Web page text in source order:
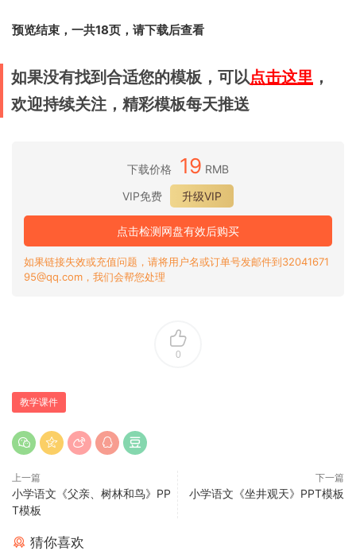
预览结束，一共18页，请下载后查看
如果没有找到合适您的模板，可以点击这里 ，
欢迎持续关注，精彩模板每天推送
下载价格 19 RMB
VIP免费
升级VIP
点击检测网盘有效后购买
如果链接失效或充值问题，请将用户名或订单号发邮件到32041671
95@qq.com，我们会帮您处理
0
教学课件
上一篇
小学语文《父亲、树林和鸟》PP
T模板
下一篇
小学语文《坐井观天》PPT模板
猜你喜欢